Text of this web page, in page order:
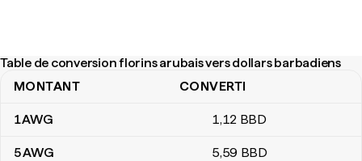
Table de conversion florins arubais vers dollars barbadiens
Table de conversion florins arubais vers dollars barbadiens
MONTANT CONVERTI
1AWG 1,12 BBD
5AWG 5,59 BBD